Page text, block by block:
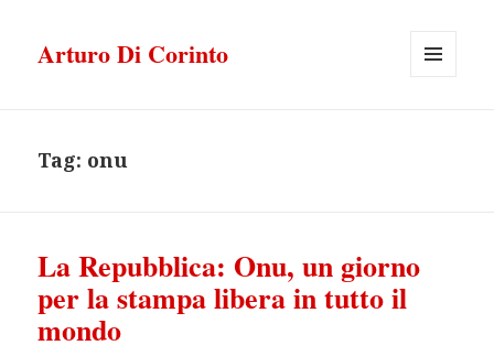
Arturo Di Corinto
Tag: onu
La Repubblica: Onu, un giorno
per la stampa libera in tutto il
mondo